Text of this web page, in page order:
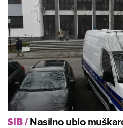
SIB/Nasilno ubio